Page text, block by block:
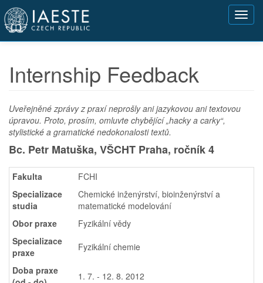
Přejít
hlavnímu
obsahu
Internship Feedback
Uveřejněné zprávy z praxí neprošly ani jazykovou ani textovou
úpravou. Proto, prosím, omluvte chybějící „hacky a carky“,
stylistické a gramatické nedokonalosti textů.
Bc. Petr Matuška, VŠCHT Praha, ročník 4
Fakulta
FCHI
Specializace
studia
Chemické inženýrství, bioinženýrství a
matematické modelování
Obor praxe
Fyzikální vědy
Specializace
praxe
Fyzikální chemie
Doba praxe
1. 7. - 12. 8. 2012